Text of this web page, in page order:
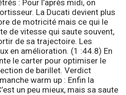
: Pour l’après midi, on
La Ducati devient plus
de motricité mais ce qui le
de vitesse qui saute souvent,
de sa trajectoire. Les
en amélioration. (1 :44.8) En
le carter pour optimiser le
de barillet. Verdict
warm up : Enfin la
un peu mieux, mais sa saute